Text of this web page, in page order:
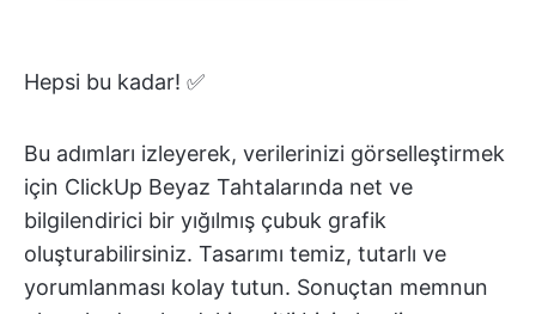
Hepsi bu kadar! ✅
Bu adımları izleyerek, verilerinizi görselleştirmek
için ClickUp Beyaz Tahtalarında net ve
bilgilendirici bir yığılmış çubuk grafik
oluşturabilirsiniz. Tasarımı temiz, tutarlı ve
yorumlanması kolay tutun. Sonuçtan memnun